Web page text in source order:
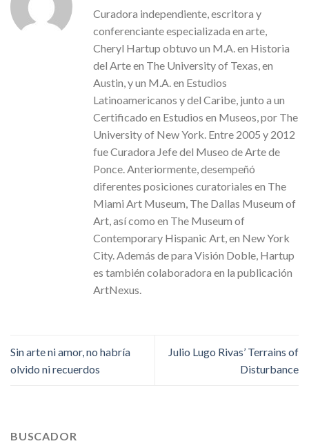
Curadora independiente, escritora y
conferenciante especializada en arte,
Cheryl Hartup obtuvo un M.A. en Historia
del Arte en The University of Texas, en
Austin, y un M.A. en Estudios
Latinoamericanos y del Caribe, junto a un
Certificado en Estudios en Museos, por The
University of New York. Entre 2005 y 2012
fue Curadora Jefe del Museo de Arte de
Ponce. Anteriormente, desempeñó
diferentes posiciones curatoriales en The
Miami Art Museum, The Dallas Museum of
Art, así como en The Museum of
Contemporary Hispanic Art, en New York
City. Además de para Visión Doble, Hartup
es también colaboradora en la publicación
ArtNexus.
Sin arte ni amor, no habría
olvido ni recuerdos
Julio Lugo Rivas’ Terrains of
Disturbance
BUSCADOR